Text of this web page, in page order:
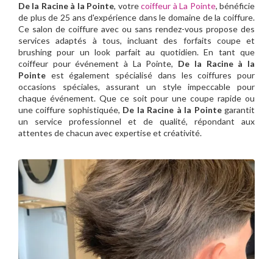
De la Racine à la Pointe, votrecoiffeur à La Pointe, bénéficie
de plus de 25 ans d'expérience dans le domaine de la coiffure.
Ce salon de coiffure avec ou sans rendez-vous propose des
services adaptés à tous, incluant des forfaits coupe et
brushing pour un look parfait au quotidien. En tant que
coiffeur pour événement à La Pointe, De la Racine à la
Pointe est également spécialisé dans les coiffures pour
occasions spéciales, assurant un style impeccable pour
chaque événement. Que ce soit pour une coupe rapide ou
une coiffure sophistiquée, De la Racine à la Pointegarantit
un service professionnel et de qualité, répondant aux
attentes de chacun avec expertise et créativité.